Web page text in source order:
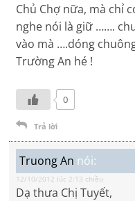
Chủ Chợ nữa, mà chỉ
nghe nói là giữ …….
vào mà ….dóng
Trường An hé !
0
Trả lời
Truong An nói:
12/10/2012 lúc 2:13 chiều
Dạ thưa Chị Tuyết,